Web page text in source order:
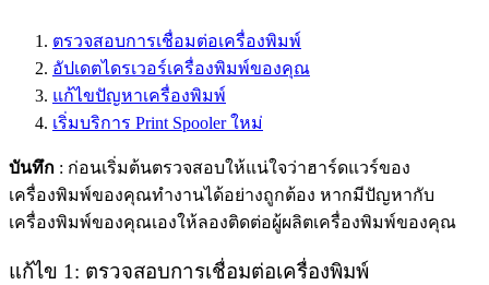
ตรวจสอบการเชื่อมต่อเครื่องพิมพ์
อัปเดตไดรเวอร์เครื่องพิมพ์ของคุณ
แก้ไขปัญหาเครื่องพิมพ์
เริ่มบริการ Print Spooler ใหม่
บันทึก : ก่อนเริ่มต้นตรวจสอบให้แน่ใจว่าฮาร์ดแวร์ของ
เครื่องพิมพ์ของคุณทำงานได้อย่างถูกต้อง หากมีปัญหากับ
เครื่องพิมพ์ของคุณเองให้ลองติดต่อผู้ผลิตเครื่องพิมพ์ของคุณ
แก้ไข 1: ตรวจสอบการเชื่อมต่อเครื่องพิมพ์